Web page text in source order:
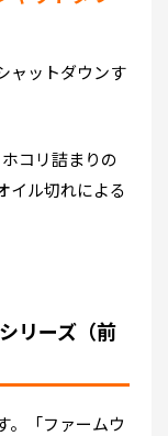
ャットダウンす
コリ詰まりの
イル切れによる
リーズ（前
。「ファームウ